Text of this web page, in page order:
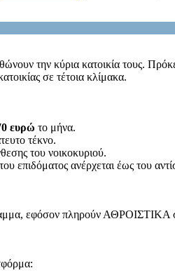
την κύρια κατοικία τους.
σε τέτοια κλίμακα.
ευρώ το μήνα.
τέκνο.
του νοικοκυριού.
ανέρχεται έως του
εφόσον πληρούν ΑΘΡΟΙΣΤΙΚΑ